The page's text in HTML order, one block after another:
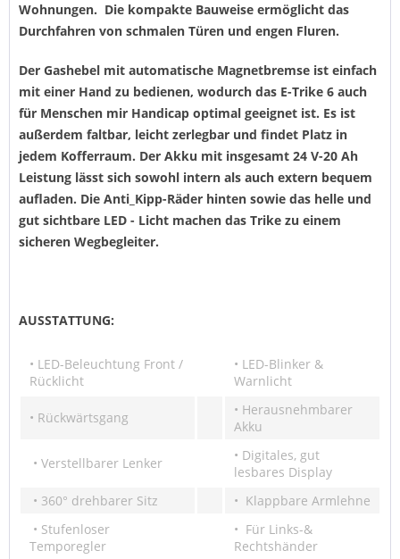
Wohnungen. Die kompakte Bauweise ermöglicht das
Durchfahren von schmalen Türen und engen Fluren.
Der Gashebel mit automatische Magnetbremse ist einfach
mit einer Hand zu bedienen, wodurch das E-Trike 6 auch
für Menschen mir Handicap optimal geeignet ist. Es ist
außerdem faltbar, leicht zerlegbar und findet Platz in
jedem Kofferraum. Der Akku mit insgesamt 24 V-20 Ah
Leistung lässt sich sowohl intern als auch extern bequem
aufladen. Die Anti_Kipp-Räder hinten sowie das helle und
gut sichtbare LED - Licht machen das Trike zu einem
sicheren Wegbegleiter.
AUSSTATTUNG:
• LED-Beleuchtung Front /
Rücklicht
• LED-Blinker &
Warnlicht
• Rückwärtsgang
• Herausnehmbarer
Akku
• Verstellbarer Lenker
• Digitales, gut
lesbares Display
• 360° drehbarer Sitz
• Klappbare Armlehne
• Stufenloser
Temporegler
• Für Links-&
Rechtshänder